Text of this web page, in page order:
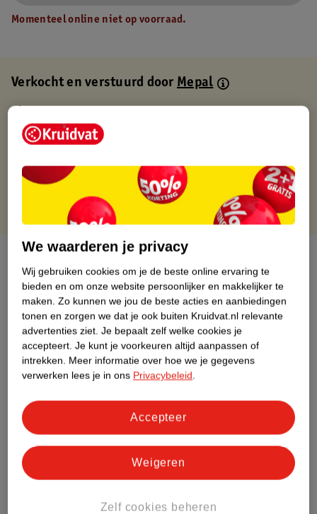
Momenteel online niet op voorraad.
Verkocht en verstuurd doorMepal
Gratis thuisbezorgd
Gratis retourneren via verkooppartner.
Gratis punten met je Kruidvat kaart
Over dit product
Productinformatie
Etiketinformatie
Nature Impact Score
Meer informatie
Bestel & Bezorginformatie
We waarderen je privacy
Wij gebruiken cookies om je de beste online ervaring te
bieden en om onze website persoonlijker en makkelijker te
maken. Zo kunnen we jou de beste acties en aanbiedingen
tonen en zorgen we dat je ook buiten Kruidvat.nl relevante
advertenties ziet. Je bepaalt zelf welke cookies je
accepteert. Je kunt je voorkeuren altijd aanpassen of
intrekken. Meer informatie over hoe we je gegevens
verwerken lees je in ons Privacybeleid.
Zelf cookies beheren
Weigeren
Accepteer